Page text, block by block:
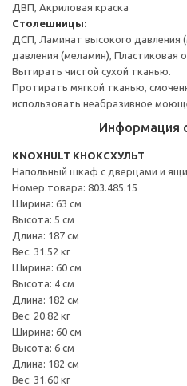
ДВП, Акриловая краска
Столешницы:
ДСП, Ламинат высокого давления
давления (меламин), Пластиковая
Вытирать чистой сухой тканью.
Протирать мягкой тканью,
использовать неабразивное
Информация
KNOXHULT КНОКСХУЛЬТ
Напольный шкаф с дверцами и
Номер товара: 803.485.15
Ширина: 63 см
Высота: 5 см
Длина: 187 см
Вес: 31.52 кг
Ширина: 60 см
Высота: 4 см
Длина: 182 см
Вес: 20.82 кг
Ширина: 60 см
Высота: 6 см
Длина: 182 см
Вес: 31.60 кг